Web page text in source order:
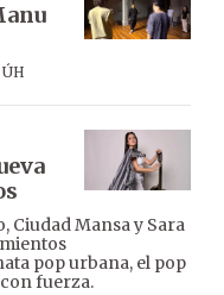
Ciudad Mansa y Sara
pop urbana, el pop
fuerza.